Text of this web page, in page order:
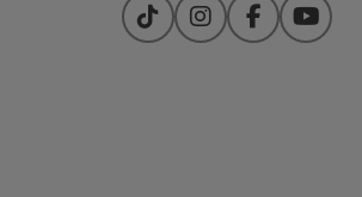
TikTokInstagramFacebookYouTube